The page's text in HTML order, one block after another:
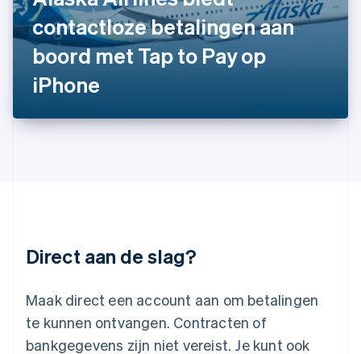
contactloze betalingen aan
boord met Tap to Pay op
iPhone
Direct aan de slag?
Maak direct een account aan om betalingen
te kunnen ontvangen. Contracten of
bankgegevens zijn niet vereist. Je kunt ook
日本語English
Kroatië
EnglishItaliano
Letland
English
Liechtenstein
Litouwen
Mexico
Español English
Nederlands English
Nieuw-Zeeland
English
Noorwegen